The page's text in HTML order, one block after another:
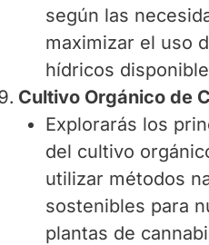
según las
maximizar el uso
hídricos
Cultivo Orgánico de
Explorarás los
del cultivo
utilizar métodos
sostenibles para
plantas de